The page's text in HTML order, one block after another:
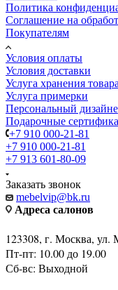
Гарантия на товар
Реквизиты
Политика
Соглашение на
Покупателям
Условия оплаты
Условия доставки
Услуга хранения
Услуга примерки
Персональный дизайнер
Подарочные
+7 910 000-21-81
+7 910 000-21-81
+7 913 601-80-09
Заказать звонок
Адреса салонов
123308, г. Москва, ул.
Пт-пт: 10.00 до 19.00